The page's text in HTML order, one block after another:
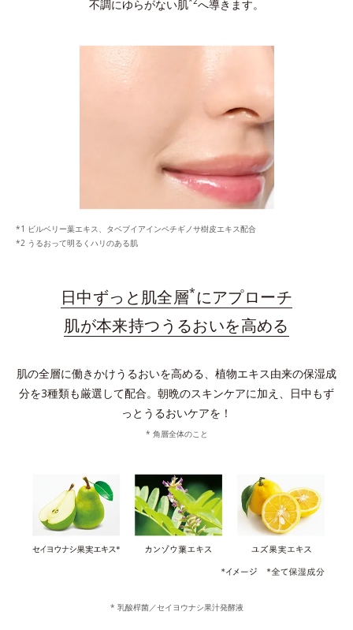
不調にゆらがない肌 へ導きます。
ビルベリー葉エキス、タベブイアインペチギノサ樹皮エキス配合
うるおって明るくハリのある肌
日中ずっと肌全層* にアプローチ
肌が本来持つうるおいを高める
肌の全層に働きかけうるおいを高める、植物エキス由来の保湿成
分を3種類も厳選して配合。 朝晩のスキンケアに加え、日中もず
っとうるおいケアを！
* 角層全体のこと
* 乳酸桿菌／セイヨウナシ果汁発酵液